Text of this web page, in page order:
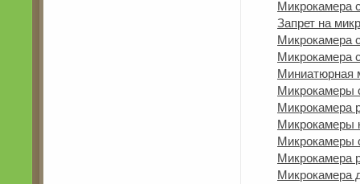
Микрокамера
Запрет на
Микрокамера
Микрокамера
Миниатюрная
Микрокамеры
Микрокамера
Микрокамеры
Микрокамеры
Микрокамера
Микрокамера